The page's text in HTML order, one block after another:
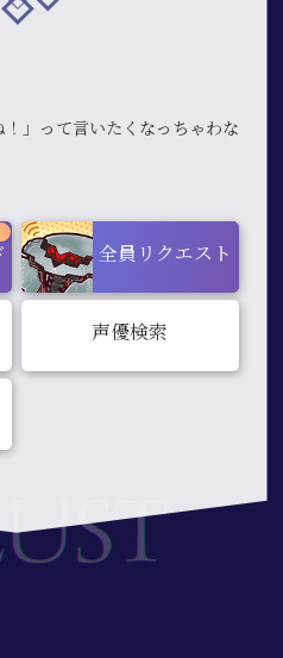
」って言いたくなっちゃわな
全員リクエスト
声優検索